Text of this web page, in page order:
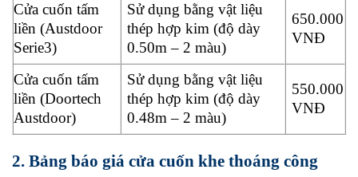
Cửa cuốn tấm
liền (Austdoor
Serie3)
Sử dụng bằng vật liệu
thép hợp kim (độ dày
0.50m – 2 màu)
650.000
VNĐ
Cửa cuốn tấm
liền (Doortech
Austdoor)
Sử dụng bằng vật liệu
thép hợp kim (độ dày
0.48m – 2 màu)
550.000
VNĐ
2. Bảng báo giá cửa cuốn khe thoáng công